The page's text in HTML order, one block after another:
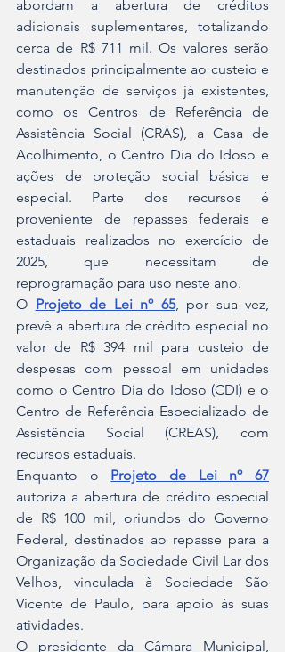
abordam a abertura de créditos
adicionais suplementares, totalizando
cerca de R$ 711 mil. Os valores serão
destinados principalmente ao custeio e
manutenção de serviços já existentes,
como os Centros de Referência de
Assistência Social (CRAS), a Casa de
Acolhimento, o Centro Dia do Idoso e
ações de proteção social básica e
especial. Parte dos recursos é
proveniente de repasses federais e
estaduais realizados no exercício de
2025, que necessitam de
reprogramação para uso neste ano.
O Projeto de Lei nº 65, por sua vez,
prevê a abertura de crédito especial no
valor de R$ 394 mil para custeio de
despesas com pessoal em unidades
como o Centro Dia do Idoso (CDI) e o
Centro de Referência Especializado de
Assistência Social (CREAS), com
recursos estaduais.
Enquanto o Projeto de Lei nº 67
autoriza a abertura de crédito especial
de R$ 100 mil, oriundos do Governo
Federal, destinados ao repasse para a
Organização da Sociedade Civil Lar dos
Velhos, vinculada à Sociedade São
Vicente de Paulo, para apoio às suas
atividades.
O presidente da Câmara Municipal,